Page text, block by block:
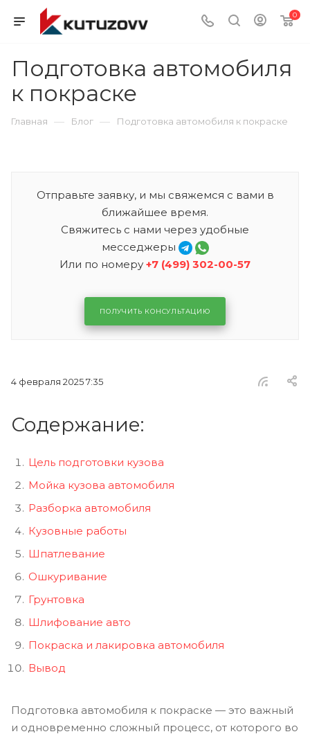
0
Подготовка автомобиля
к покраске
Главная — Блог — Подготовка автомобиля к покраске
Отправьте заявку, и мы свяжемся с вами в
ближайшее время.
Свяжитесь с нами через удобные
месседжеры
Или по номеру +7 (499) 302-00-57
ПОЛУЧИТЬ КОНСУЛЬТАЦИЮ
4 февраля 2025 7:35
Содержание:
Цель подготовки кузова
Мойка кузова автомобиля
Разборка автомобиля
Кузовные работы
Шпатлевание
Ошкуривание
Грунтовка
Шлифование авто
Покраска и лакировка автомобиля
Вывод
Подготовка автомобиля к покраске — это важный
и одновременно сложный процесс, от которого во